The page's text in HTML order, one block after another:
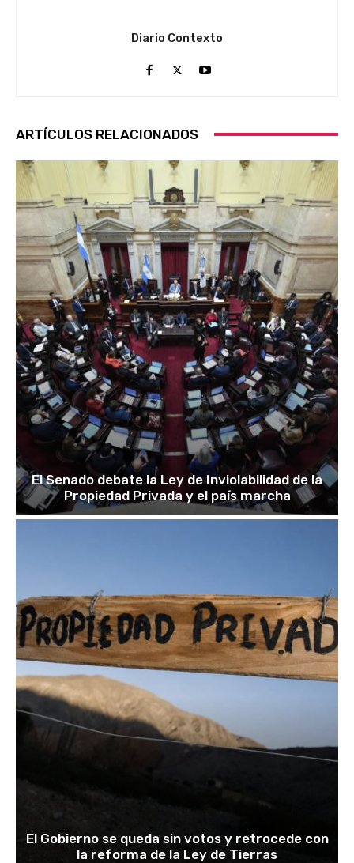
Diario Contexto
ARTÍCULOS RELACIONADOS
El Senado debate la Ley de Inviolabilidad de la
Propiedad Privada y el país marcha
El Gobierno se queda sin votos y retrocede con
la reforma de la Ley de Tierras